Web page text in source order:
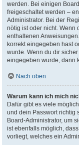
werden. Bei einigen
freigeschaltet werden –
Administrator. Bei der
nötig ist oder nicht. Wenn
enthaltenen
korrekt eingegeben hast
wurde. Wenn du dir
eingegeben wurde, dann
Nach oben
Warum kann ich mich
Dafür gibt es viele
und dein Passwort richtig
Board-Administrator, um
ist ebenfalls möglich,
vorliegt, welches ein